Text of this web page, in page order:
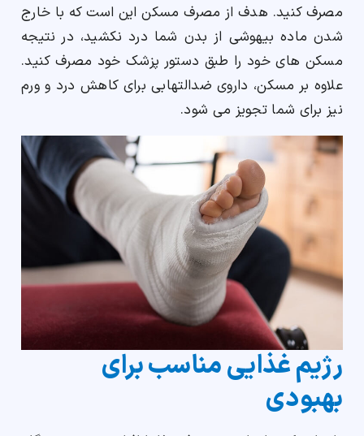
مصرف کنید. هدف از مصرف مسکن این است که با خارج
شدن ماده بیهوشی از بدن شما درد نکشید، در نتیجه
مسکن های خود را طبق دستور پزشک خود مصرف کنید.
علاوه بر مسکن، داروی ضدالتهابی برای کاهش درد و ورم
نیز برای شما تجویز می شود.
رژیم غذایی مناسب برای
بهبودی